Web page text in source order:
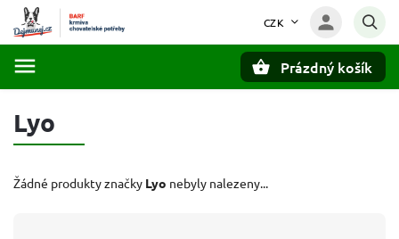
CZK
Prázdný košík
Lyo
Žádné produkty značky Lyo nebyly nalezeny...